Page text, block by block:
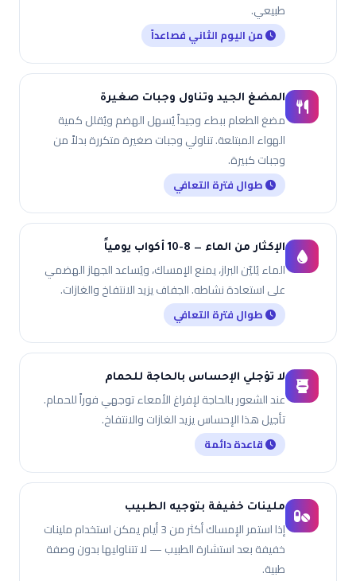
طبيعي.
من اليوم الثاني فصاعداً
المضغ الجيد وتناول وجبات صغيرة
مضغ الطعام ببطء وجيداً يُسهل الهضم ويُقلل كمية
الهواء المبتلعة. تناولي وجبات صغيرة متكررة بدلاً من
وجبات كبيرة.
طوال فترة التعافي
الإكثار من الماء — 8-10 أكواب يومياً
الماء يُليّن البراز، يمنع الإمساك، ويُساعد الجهاز الهضمي
على استعادة نشاطه. الجفاف يزيد الانتفاخ والغازات.
طوال فترة التعافي
لا تؤجلي الإحساس بالحاجة للحمام
عند الشعور بالحاجة لإفراغ الأمعاء توجهي فوراً للحمام.
تأجيل هذا الإحساس يزيد الغازات والانتفاخ.
قاعدة دائمة
ملينات خفيفة بتوجيه الطبيب
إذا استمر الإمساك أكثر من 3 أيام يمكن استخدام ملينات
خفيفة بعد استشارة الطبيب — لا تتناوليها بدون وصفة
طبية.